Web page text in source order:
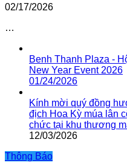
02/17/2026
…
Benh Thanh Plaza -
New Year Event 2026
01/24/2026
Kính mời quý đồng
địch Hoa Kỳ múa lân
chức tại khu thương
12/03/2026
Thông Báo